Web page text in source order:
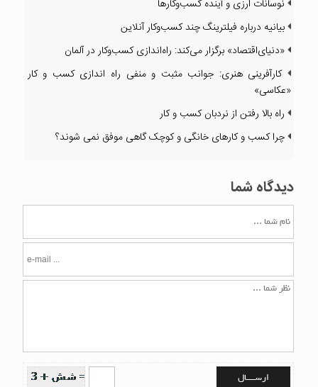
نوسانات ارزی و آینده کسب‌وکارها
بیانیه درباره فیلترینگ چند کسب‌وکار آنلاین
«دنیای‌اقتصاد» برگزار می‌کند: راه‌اندازی کسب‌وکار در آلمان
کارآفرینی هنری: جوانب مثبت و منفی راه اندازی کسب و کار
«عکاسی»
راه بالا رفتن از نردبان کسب‌ و کار
چرا کسب و کارهای خانگی و کوچک گاهی موفق نمی شوند؟
دیدگاه شما